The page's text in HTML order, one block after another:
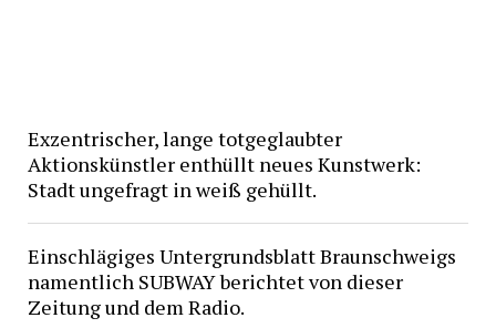
Exzentrischer, lange totgeglaubter
Aktionskünstler enthüllt neues Kunstwerk:
Stadt ungefragt in weiß gehüllt.
Einschlägiges Untergrundsblatt Braunschweigs
namentlich SUBWAY berichtet von dieser
Zeitung und dem Radio.